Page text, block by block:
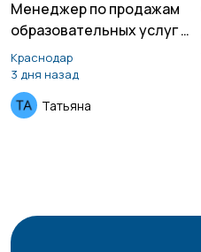
Менеджер по продажам
образовательных услуг в
сфере ИИ
Краснодар
3 дня назад
Татьяна